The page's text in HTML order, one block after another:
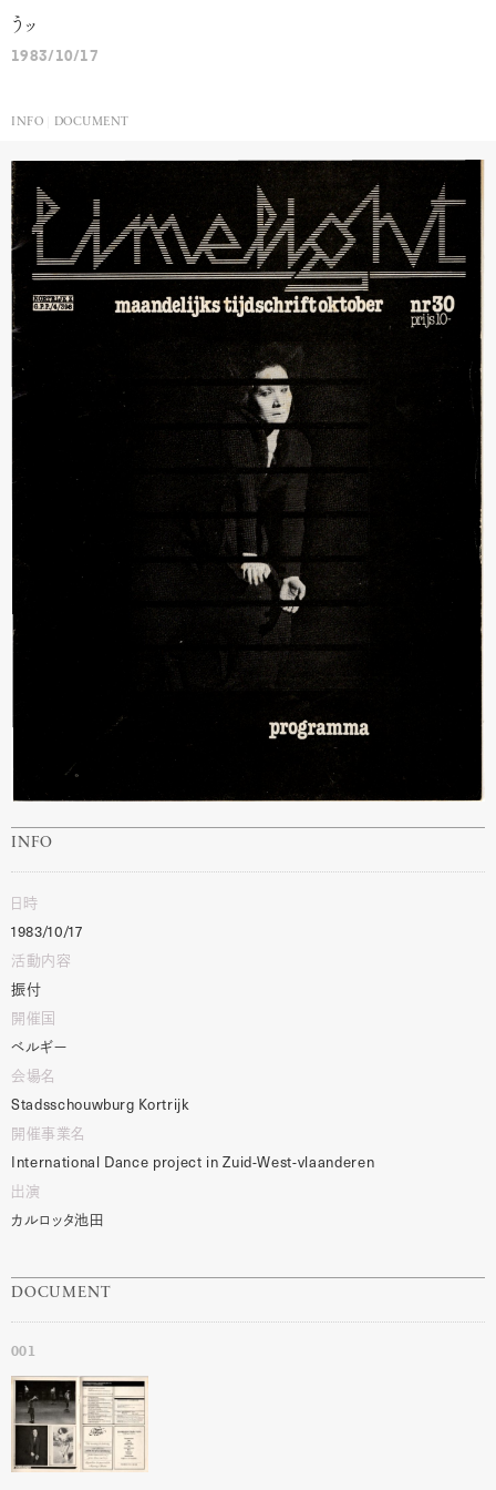
うッ
1983/10/17
INFO DOCUMENT
INFO
日時
1983/10/17
活動内容
振付
開催国
ベルギー
会場名
Stadsschouwburg Kortrijk
開催事業名
International Dance project in Zuid-West-vlaanderen
出演
カルロッタ池田
DOCUMENT
001